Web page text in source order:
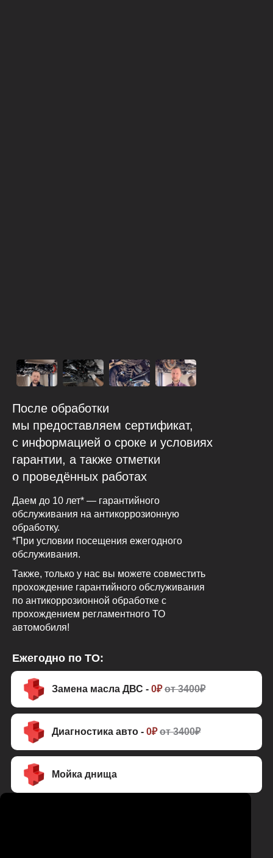
Ежегодно по ТО:
Также, только у нас вы можете совместить
прохождение гарантийного обслуживания
по антикоррозионной обработке с
прохождением регламентного ТО
автомобиля!
Даем до 10 лет* — гарантийного
обслуживания на антикоррозионную
обработку.
*При условии посещения ежегодного
обслуживания.
После обработки
мы предоставляем сертификат,
с информацией о сроке и условиях
гарантии, а также отметки
о проведённых работах
Мойка днища
Диагностика авто - 0₽ от 3400₽
Замена масла ДВС - 0₽от 3400₽